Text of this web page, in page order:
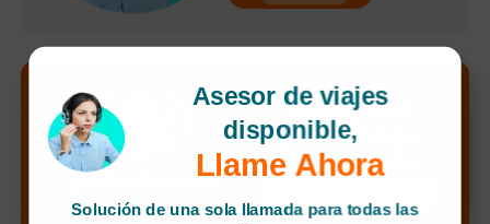
¡Alerta de nuevo
precio!
Desbloquea el
precio más bajo
de tu búsqueda
Asesor de viajes
disponible,
Llame Ahora
Solución de una sola llamada para todas las